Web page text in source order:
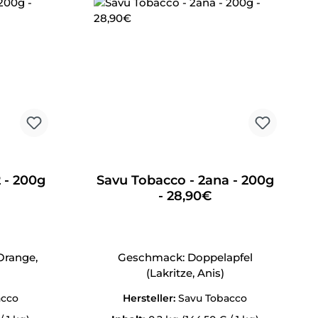
- 200g
Savu Tobacco - 2ana - 200g
- 28,90€
Geschmack: Doppelapfel
(Lakritze, Anis)
Hersteller:Savu Tobacco